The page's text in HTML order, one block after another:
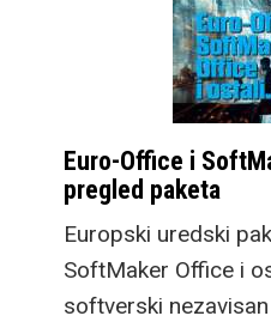
Euro-Office i
pregled paketa
Europski uredski
SoftMaker Office i
softverski